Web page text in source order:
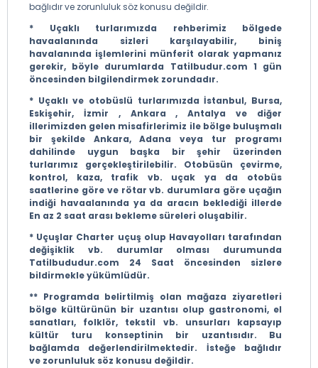
bağlıdır ve zorunluluk söz konusu değildir.
* Uçaklı turlarımızda rehberimiz bölgede
havaalanında sizleri karşılayabilir, biniş
havalanında işlemlerini münferit olarak yapmanız
gerekir, böyle durumlarda Tatilbudur.com 1 gün
öncesinden bilgilendirmek zorundadır.
* Uçaklı ve otobüslü turlarımızda İstanbul, Bursa,
Eskişehir, İzmir , Ankara , Antalya ve diğer
illerimizden gelen misafirlerimiz ile bölge buluşmalı
bir şekilde Ankara, Adana veya tur programı
dahilinde uygun başka bir şehir üzerinden
turlarımız gerçekleştirilebilir. Otobüsün çevirme,
kontrol, kaza, trafik vb. uçak ya da otobüs
saatlerine göre ve rötar vb. durumlara göre uçağın
indiği havaalanında ya da aracın beklediği illerde
En az 2 saat arası bekleme süreleri oluşabilir.
* Uçuşlar Charter uçuş olup Havayolları tarafından
değişiklik vb. durumlar olması durumunda
Tatilbududur.com 24 Saat öncesinden sizlere
bildirmekle yükümlüdür.
** Programda belirtilmiş olan mağaza ziyaretleri
bölge kültürünün bir uzantısı olup gastronomi, el
sanatları, folklör, tekstil vb. unsurları kapsayıp
kültür turu konseptinin bir uzantısıdır. Bu
bağlamda değerlendirilmektedir. İsteğe bağlıdır
ve zorunluluk söz konusu değildir.